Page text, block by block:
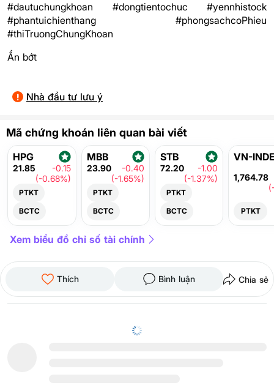
#dautuchungkhoan #dongtientochuc #yennhistock
#phantuichienthang #phongsachcoPhieu
#thiTruongChungKhoan
Ẩn bớt
Nhà đầu tư lưu ý
Mã chứng khoán liên quan bài viết
HPG
21.85
-0.15
(-0.68%)
PTKT
BCTC
MBB
23.90
-0.40
(-1.65%)
PTKT
BCTC
STB
72.20
-1.00
(-1.37%)
PTKT
BCTC
VN-
1,764.78
PTKT
Xem biểu đồ chỉ số tài chính
Thích Bình luận Chia sẻ